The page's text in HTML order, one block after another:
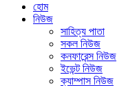
হোম
নিউজ
সাহিত্য পাতা
সকল নিউজ
কনফারেন্স নিউজ
ইভেন্ট নিউজ
ক্যাম্পাস নিউজ